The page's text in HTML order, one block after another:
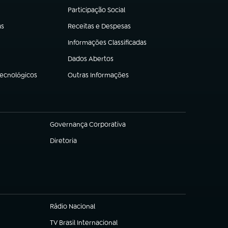
Participação Social
(abre em nova aba)
Receitas e Despesas
(abre em nova aba)
Informações Classificadas
(abre em nova aba)
Dados Abertos
(abre em nova aba)
Outras Informações
(abre em nova aba)
Governança Corporativa
(abre em nova aba)
Diretoria
(abre em nova aba)
Rádio Nacional
TV Brasil Internacional
(abre em nova aba)